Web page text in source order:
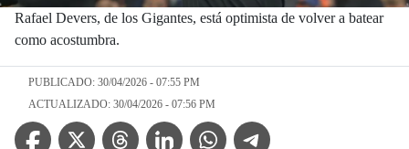
Rafael Devers, de los Gigantes, está optimista de volver a batear
como acostumbra.
PUBLICADO: 30/04/2026 - 07:55 PM
ACTUALIZADO: 30/04/2026 - 07:56 PM
Facebook IconTwitter IconThreads IconLinkedin IconWhatsApp IconTelegram Icon